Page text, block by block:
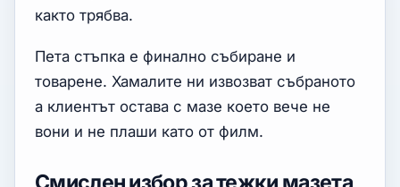
както трябва.
Пета стъпка е финално събиране и
товарене. Хамалите ни извозват събраното
а клиентът остава с мазе което вече не
вони и не плаши като от филм.